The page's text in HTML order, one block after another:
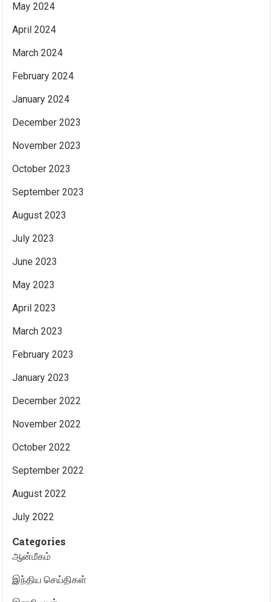
May 2024
April 2024
March 2024
February 2024
January 2024
December 2023
November 2023
October 2023
September 2023
August 2023
July 2023
June 2023
May 2023
April 2023
March 2023
February 2023
January 2023
December 2022
November 2022
October 2022
September 2022
August 2022
July 2022
Categories
ஆன்மீகம்
இந்திய செய்திகள்